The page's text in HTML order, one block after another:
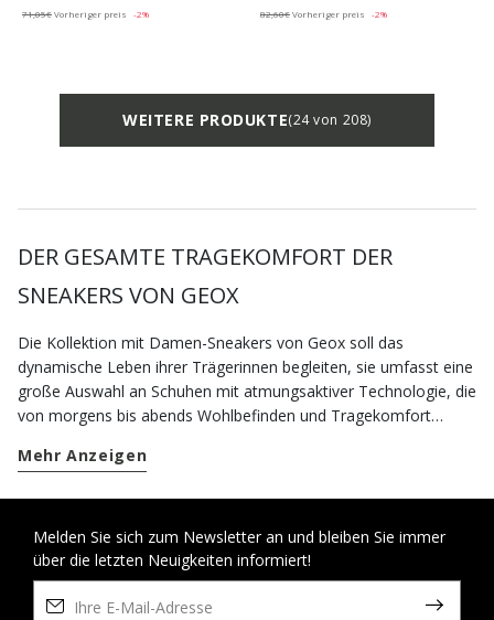
71,05€Vorheriger preis -2%
82,60€Vorheriger preis -2%
WEITERE PRODUKTE(24 von 208)
DER GESAMTE TRAGEKOMFORT DER
SNEAKERS VON GEOX
Die Kollektion mit Damen-Sneakers von Geox soll das
dynamische Leben ihrer Trägerinnen begleiten, sie umfasst eine
große Auswahl an Schuhen mit atmungsaktiver Technologie, die
von morgens bis abends Wohlbefinden und Tragekomfort
um ihre lässigen Looks zu vervollständigen. Zu jeder Jahreszeit
wasserdichten Schuhe verlassen können, die eine einzigartige
Mischung aus Schutz und Stil bieten. Um von einem Termin zum
anderen durch die Stadt zu gelangen, können Sie zudem auf
eine große Auswahl an bequemen Schuhen und luftigen
Mehr Anzeigen
Melden Sie sich zum Newsletter an und bleiben Sie immer
über die letzten Neuigkeiten informiert!